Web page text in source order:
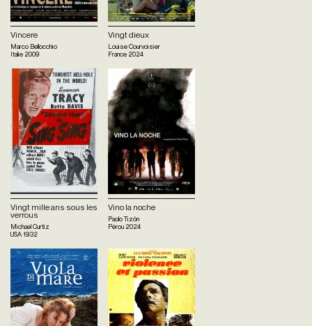
Vincere
Marco Bellocchio
Italie 2009
Vingt dieux
Louise Courvoisier
France 2024
Vingt mille ans sous les
verrous
Michael Curtiz
USA1932
Vino la noche
Paolo Tizón
Pérou 2024